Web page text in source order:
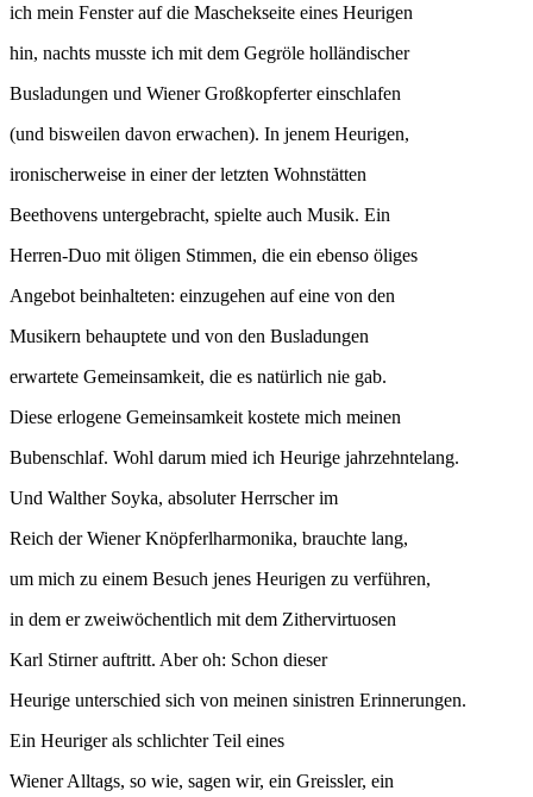
ich mein Fenster auf die Maschekseite eines Heurigen
hin, nachts musste ich mit dem Gegröle holländischer
Busladungen und Wiener Großkopferter einschlafen
(und bisweilen davon erwachen). In jenem Heurigen,
ironischerweise in einer der letzten Wohnstätten
Beethovens untergebracht, spielte auch Musik. Ein
Herren-Duo mit öligen Stimmen, die ein ebenso öliges
Angebot beinhalteten: einzugehen auf eine von den
Musikern behauptete und von den Busladungen
erwartete Gemeinsamkeit, die es natürlich nie gab.
Diese erlogene Gemeinsamkeit kostete mich meinen
Bubenschlaf. Wohl darum mied ich Heurige jahrzehntelang.
Und Walther Soyka, absoluter Herrscher im
Reich der Wiener Knöpferlharmonika, brauchte lang,
um mich zu einem Besuch jenes Heurigen zu verführen,
in dem er zweiwöchentlich mit dem Zithervirtuosen
Karl Stirner auftritt. Aber oh: Schon dieser
Heurige unterschied sich von meinen sinistren Erinnerungen.
Ein Heuriger als schlichter Teil eines
Wiener Alltags, so wie, sagen wir, ein Greissler, ein